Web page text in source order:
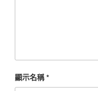
顯示名稱*